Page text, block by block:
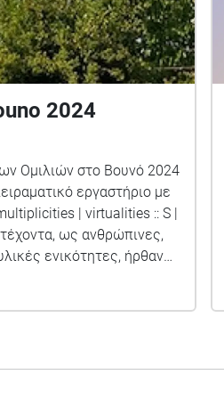
2024
Oμιλιών στο Βουνό 2024
εργαστήριο με
ως ανθρώπινες,
ενικότητες, ήρθαν
με τον τόπο, τους
λεγόμενα αλλά και με